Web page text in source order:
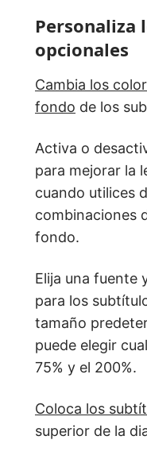
Personaliza
opcionales
Cambia los
fondo de los
Activa o
para mejorar la
cuando utilices
combinaciones
fondo.
Elija una fuente
para los
tamaño
puede elegir
75% y el 200%.
Coloca los
superior de la